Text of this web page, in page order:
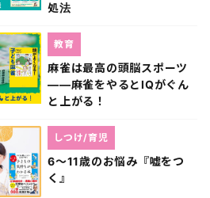
処法
麻雀は最高の頭脳スポーツ
――麻雀をやるとIQがぐん
と上がる！
教育
6～11歳のお悩み『嘘をつ
く』
しつけ/育児